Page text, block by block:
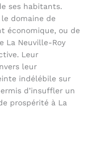
ses habitants.
domaine de
économique, ou de
La Neuville-Roy
Leur
leur
indélébile sur
d’insuffler un
prospérité à La